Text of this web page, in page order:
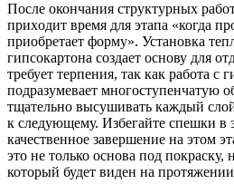
После окончания структурных
приходит время для этапа «когда
приобретает форму». Установка
гипсокартона создает основу для
требует терпения, так как работа с
подразумевает многоступенчатую
тщательно высушивать каждый
к следующему. Избегайте спешки в
качественное завершение на этом
это не только основа под
который будет виден на